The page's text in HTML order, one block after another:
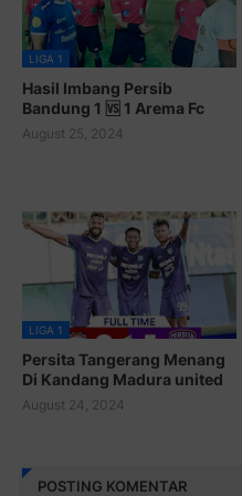
LIGA 1
Hasil Imbang Persib
Bandung 1 🆚 1 Arema Fc
August 25, 2024
LIGA 1
Persita Tangerang Menang
Di Kandang Madura united
August 24, 2024
POSTING KOMENTAR